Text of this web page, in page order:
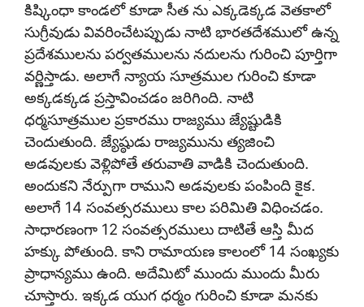
కిష్కింధా కాండలో కూడా సీత ను ఎక్కడెక్కడ వెతకాలో
సుగ్రీవుడు వివరించేటప్పుడు నాటి భారతదేశములో ఉన్న
ప్రదేశములను పర్వతములను నదులను గురించి పూర్తిగా
వర్ణిస్తాడు. అలాగే న్యాయ సూత్రముల గురించి కూడా
అక్కడక్కడ ప్రస్తావించడం జరిగింది. నాటి
ధర్మసూత్రముల ప్రకారము రాజ్యము జ్యేష్టుడికి
చెందుతుంది. జ్యేష్ఠుడు రాజ్యమును త్యజించి
అడవులకు వెళ్లిపోతే తరువాతి వాడికి చెందుతుంది.
అందుకని నేర్పుగా రాముని అడవులకు పంపింది కైక.
అలాగే 14 సంవత్సరములు కాల పరిమితి విధించడం.
సాధారణంగా 12 సంవత్సరములు దాటితే ఆస్తి మీద
హక్కు పోతుంది. కాని రామాయణ కాలంలో 14 సంఖ్యకు
ప్రాధాన్యము ఉంది. అదేమిటో ముందు ముందు మీరు
చూస్తారు. ఇక్కడ యుగ ధర్మం గురించి కూడా మనకు